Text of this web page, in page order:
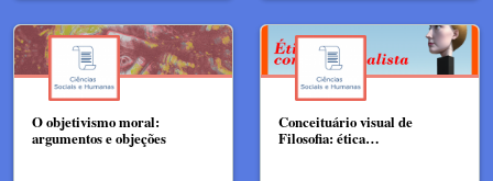
O objetivismo moral:
argumentos e objeções
Conceituário visual de
Filosofia: ética…